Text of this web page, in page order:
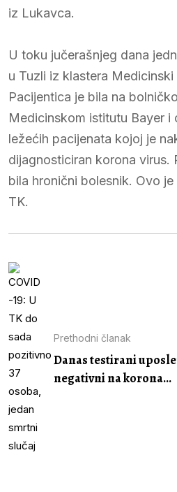
iz Lukavca.
U toku jučerašnjeg dana
u Tuzli iz klastera Medicinski
Pacijentica je bila na
Medicinskom istitutu Bayer i
ležećih pacijenata kojoj je
dijagnosticiran korona virus.
bila hronični bolesnik. Ovo
TK.
Prethodni članak
Danas testirani
negativni na korona...